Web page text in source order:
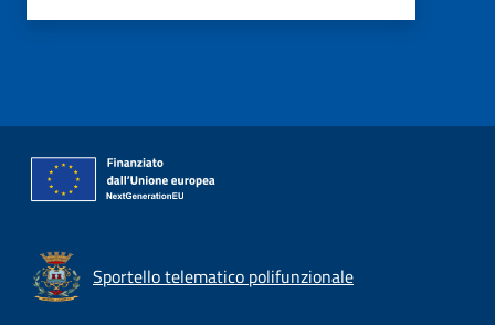
Sportello telematico polifunzionale